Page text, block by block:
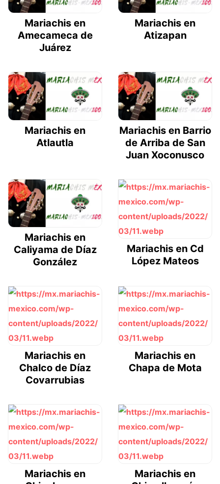
Mariachis en
Amecameca de
Juárez
Mariachis en
Atizapan
Mariachis en
Atlautla
Mariachis en Barrio
de Arriba de San
Juan Xoconusco
Mariachis en
Caliyama de Díaz
González
Mariachis en Cd
López Mateos
Mariachis en
Chalco de Díaz
Covarrubias
Mariachis en
Chapa de Mota
Mariachis en
Mariachis en